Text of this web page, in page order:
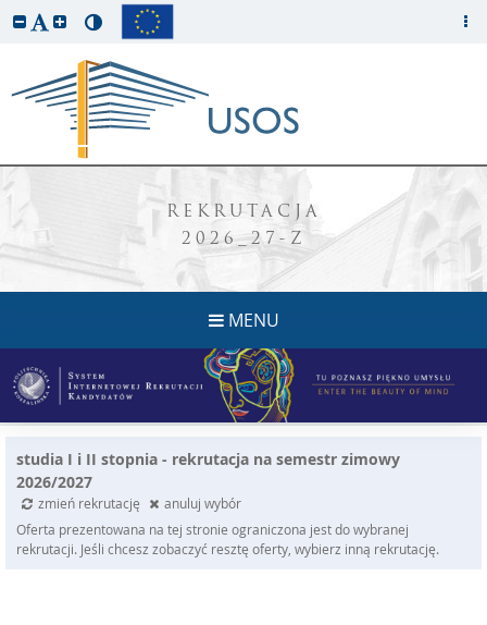
REKRUTACJA
2026_27-Z
MENU
studia I i II stopnia - rekrutacja na semestr zimowy
2026/2027
zmień rekrutację
anuluj wybór
Oferta prezentowana na tej stronie ograniczona jest do wybranej
rekrutacji. Jeśli chcesz zobaczyć resztę oferty, wybierz inną rekrutację.